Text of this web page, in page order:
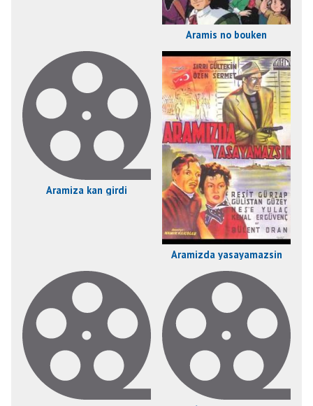
Aramis no bouken
Aramiza kan girdi
Aramizda yasayamazsin